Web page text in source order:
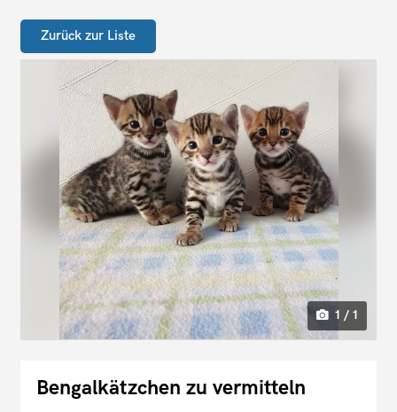
Zurück zur Liste
1 / 1
Bengalkätzchen zu vermitteln